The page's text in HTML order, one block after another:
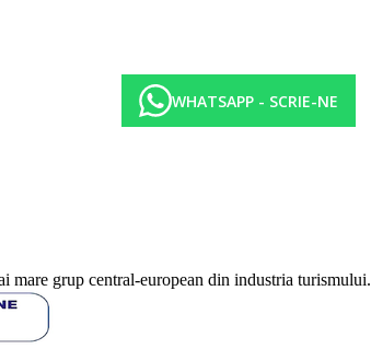
WHATSAPP - SCRIE-NE
mare grup central-european din industria turismului.